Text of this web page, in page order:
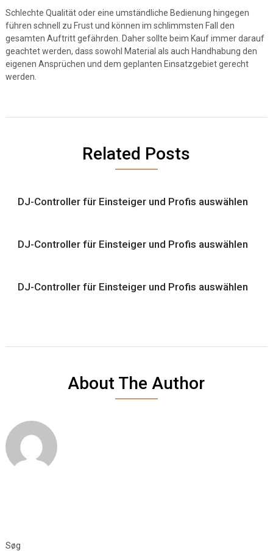
Schlechte Qualität oder eine umständliche Bedienung hingegen
führen schnell zu Frust und können im schlimmsten Fall den
gesamten Auftritt gefährden. Daher sollte beim Kauf immer darauf
geachtet werden, dass sowohl Material als auch Handhabung den
eigenen Ansprüchen und dem geplanten Einsatzgebiet gerecht
werden.
Related Posts
DJ-Controller für Einsteiger und Profis auswählen
DJ-Controller für Einsteiger und Profis auswählen
DJ-Controller für Einsteiger und Profis auswählen
About The Author
Søg